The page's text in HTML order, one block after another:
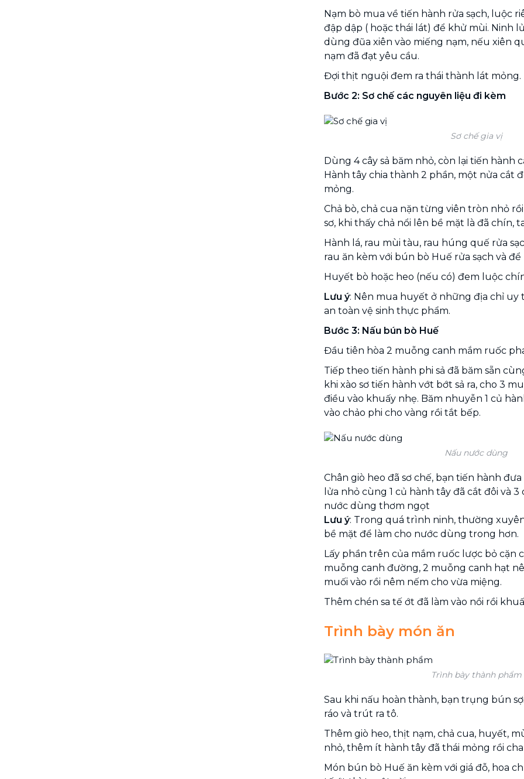
Nạm bò mua về tiến hành rửa sạch, luộc
đập dập ( hoặc thái lát) để khử mùi. Ninh
dùng đũa xiên vào miếng nạm, nếu xiên
nạm đã đạt yêu cầu.
Đợi thịt nguội đem ra thái thành lát mỏng.
Bước 2: Sơ chế các nguyên liệu đi kèm
Sơ chế gia vị
Dùng 4 cây sả băm nhỏ, còn lại tiến hành
Hành tây chia thành 2 phần, một nửa cắt
mỏng.
Chả bò, chả cua nặn từng viên tròn nhỏ
sơ, khi thấy chả nổi lên bề mặt là đã chín,
Hành lá, rau mùi tàu, rau húng quế rửa
rau ăn kèm với bún bò Huế rửa sạch và để
Huyết bò hoặc heo (nếu có) đem luộc
Lưu ý: Nên mua huyết ở những địa chỉ uy
an toàn vệ sinh thực phẩm.
Bước 3: Nấu bún bò Huế
Đầu tiên hòa 2 muỗng canh mắm ruốc
Tiếp theo tiến hành phi sả đã băm sẵn
khi xào sơ tiến hành vớt bớt sả ra, cho 3
điều vào khuấy nhẹ. Băm nhuyễn 1 củ
vào chảo phi cho vàng rồi tắt bếp.
Nấu nước dùng
Chân giò heo đã sơ chế, bạn tiến hành
lửa nhỏ cùng 1 củ hành tây đã cắt đôi và 3
nước dùng thơm ngọt
Lưu ý: Trong quá trình ninh, thường
bề mặt để làm cho nước dùng trong hơn.
Lấy phần trên của mắm ruốc lược bỏ cặn
muỗng canh đường, 2 muỗng canh hạt
muối vào rồi nêm nếm cho vừa miệng.
Thêm chén sa tế ớt đã làm vào nồi rồi
Trình bày món ăn
Trình bày thành phẩm
Sau khi nấu hoàn thành, bạn trụng bún
ráo và trút ra tô.
Thêm giò heo, thịt nạm, chả cua, huyết,
nhỏ, thêm ít hành tây đã thái mỏng rồi
Món bún bò Huế ăn kèm với giá đỗ, hoa